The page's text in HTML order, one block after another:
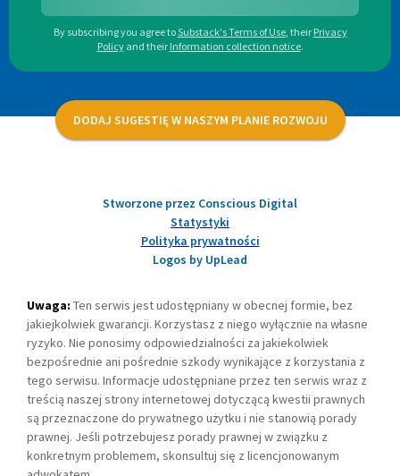
By subscribing you agree toSubstack's Terms of Use, their Privacy
Policy and their Information collection notice.
DODAJ SUGESTIĘ W NASZYM PLANIE ROZWOJU
Stworzone przez Conscious Digital
Statystyki
Polityka prywatności
Logos by UpLead
Uwaga: Ten serwis jest udostępniany w obecnej formie, bez
jakiejkolwiek gwarancji. Korzystasz z niego wyłącznie na własne
ryzyko. Nie ponosimy odpowiedzialności za jakiekolwiek
bezpośrednie ani pośrednie szkody wynikające z korzystania z
tego serwisu. Informacje udostępniane przez ten serwis wraz z
treścią naszej strony internetowej dotyczącą kwestii prawnych
są przeznaczone do prywatnego użytku i nie stanowią porady
prawnej. Jeśli potrzebujesz porady prawnej w związku z
konkretnym problemem, skonsultuj się z licencjonowanym